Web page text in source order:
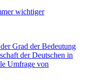
wichtiger
Grad der Bedeutung
der Deutschen in
Umfrage von